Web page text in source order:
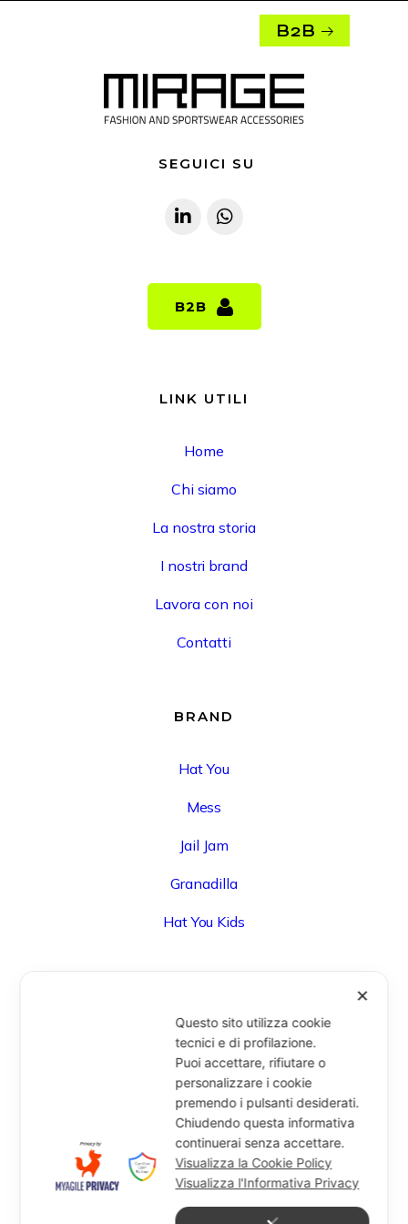
B2B
SEGUICI SU
B2B
B2B
LINK UTILI
Home
Chi siamo
La nostra storia
I nostri brand
Lavora con noi
Contatti
BRAND
Hat You
Mess
Jail Jam
Granadilla
Hat You Kids
Via Degli Speziali, 161 (Blocco 32 Centergross) -
40050 Funo di Argelato (BO) - Italy
info@miragesrl.com
+39 051 8651711
✕
Questo sito utilizza cookie
tecnici e di profilazione.
Puoi accettare, rifiutare o
personalizzare i cookie
premendo i pulsanti desiderati.
Chiudendo questa informativa
continuerai senza accettare.
Visualizza la Cookie Policy
Visualizza l'Informativa Privacy